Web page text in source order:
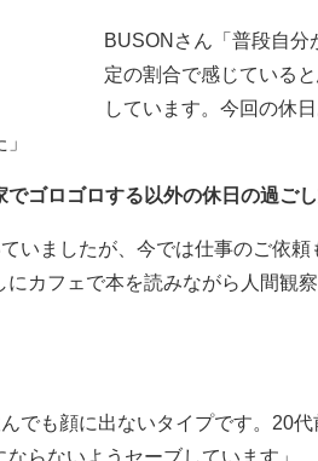
BUSONさん「普段自分
定の割合で感じている
しています。今回の休
ゴロゴロする以外の休日の過ごし
いましたが、今では仕事のご依
カフェで本を読みながら人間観
でも顔に出ないタイプです。20